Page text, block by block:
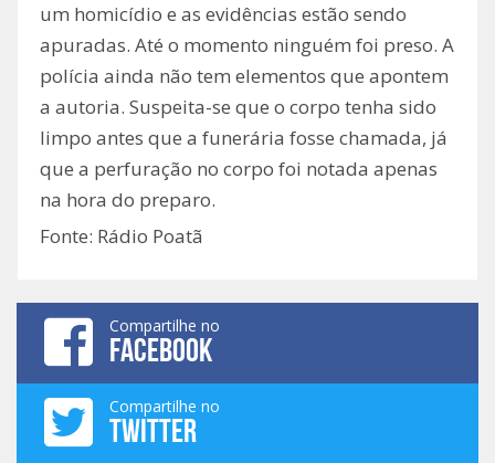
um homicídio e as evidências estão sendo
apuradas. Até o momento ninguém foi preso. A
polícia ainda não tem elementos que apontem
a autoria. Suspeita-se que o corpo tenha sido
limpo antes que a funerária fosse chamada, já
que a perfuração no corpo foi notada apenas
na hora do preparo.
Fonte: Rádio Poatã
Compartilhe no
FACEBOOK
Compartilhe no
TWITTER